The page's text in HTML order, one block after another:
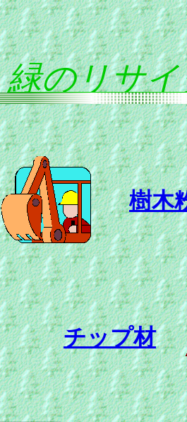
緑のリサ
樹木
チップ材